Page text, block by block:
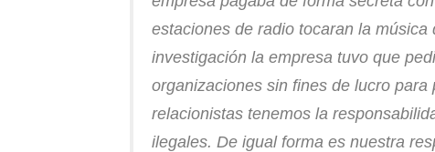
estaciones de radio tocaran la
investigación la empresa tuvo que
organizaciones sin fines de lucro
relacionistas tenemos la
ilegales. De igual forma es nuestra